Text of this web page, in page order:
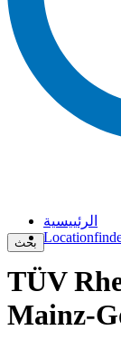
بحث
الرئييسية
TÜV
Mainz-